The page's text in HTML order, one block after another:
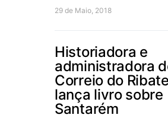
29 de Maio, 2018
Historiadora e
administradora
Correio do
lança livro sobre
Santarém